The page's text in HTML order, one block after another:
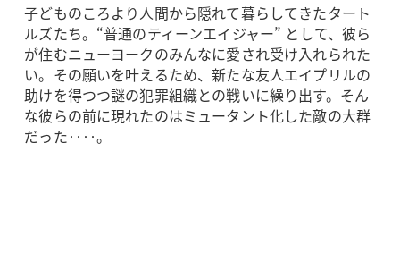
子どものころより人間から隠れて暮らしてきたタート
ルズたち。“普通のティーンエイジャー” として、彼ら
が住むニューヨークのみんなに愛され受け入れられた
い。その願いを叶えるため、新たな友人エイプリルの
助けを得つつ謎の犯罪組織との戦いに繰り出す。そん
な彼らの前に現れたのはミュータント化した敵の大群
だった‥‥。